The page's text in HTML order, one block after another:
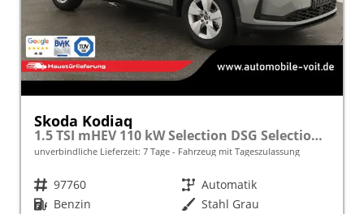
Skoda Kodiaq
1.5 TSI mHEV 110 kW Selection DSG Selection, AHK, Navi, Side, Kamera, Winter, 4 J.- Garantie
unverbindliche Lieferzeit: 7 Tage Fahrzeug mit Tageszulassung
Fahrzeugnr. 97760 Getriebe Automatik
Kraftstoff Benzin Außenfarbe Stahl Grau